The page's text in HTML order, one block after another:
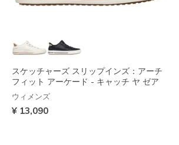
スケッチャーズ スリップインズ：アーチ
フィット アーケード - キャッチ ヤ ゼア
ウィメンズ
¥ 13,090